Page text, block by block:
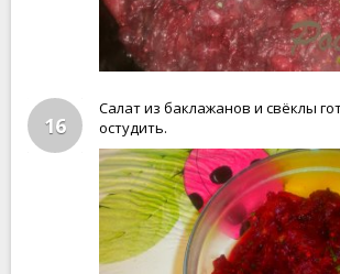
16
Салат из баклажанов и свёклы
остудить.